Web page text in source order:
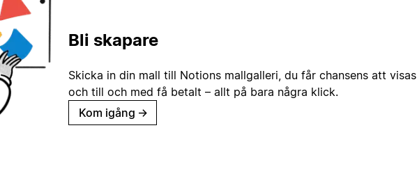
Bli skapare
Skicka in din mall till Notions mallgalleri, du får chansens att visas
och till och med få betalt – allt på bara några klick.
Kom igång →